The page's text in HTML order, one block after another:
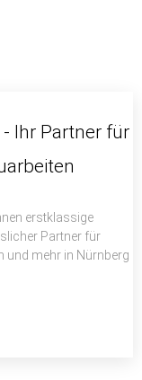
Ihr Partner für
erstklassige
Partner für
und mehr in Nürnberg